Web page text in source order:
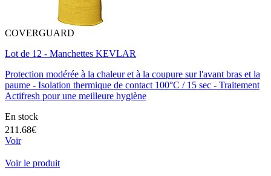
COVERGUARD
Lot de 12 - Manchettes KEVLAR
Protection modérée à la chaleur et à la coupure sur l'avant bras et la
paume - Isolation thermique de contact 100°C / 15 sec - Traitement
Actifresh pour une meilleure hygiène
En stock
211.68€
Voir
Voir le produit